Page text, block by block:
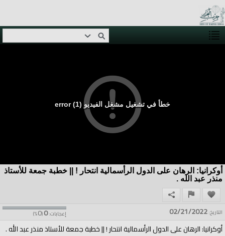
خطأ في تشغيل مشغل الفيديو (1) error
أوكرانيا: الرهان على الدول الرأسمالية انتحار ! || خطبة جمعة للأستاذ
منذر عبد الله .
إعجابات:0
(
0
%) التاريخ:02/21/2022
أوكرانيا: الرهان على الدول الرأسمالية انتحار ! || خطبة جمعة للأستاذ منذر عبد الله .